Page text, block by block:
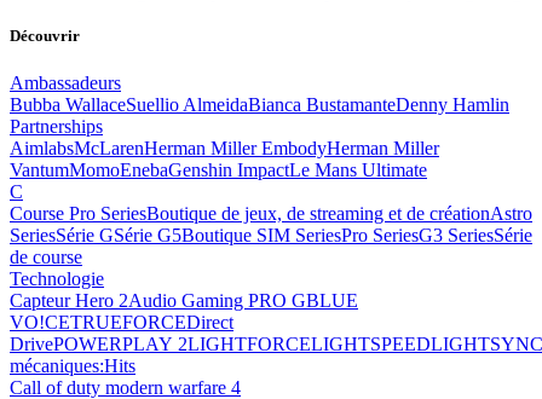
Découvrir
Ambassadeurs
Bubba WallaceSuellio AlmeidaBianca BustamanteDenny Hamlin
Partnerships
AimlabsMcLarenHerman Miller EmbodyHerman Miller
VantumMomoEnebaGenshin ImpactLe Mans Ultimate
C
Course Pro SeriesBoutique de jeux, de streaming et de créationAstro
SeriesSérie GSérie G5Boutique SIM SeriesPro SeriesG3 SeriesSérie
de course
Technologie
Capteur Hero 2Audio Gaming PRO GBLUE
VO!CETRUEFORCEDirect
DrivePOWERPLAY 2LIGHTFORCELIGHTSPEEDLIGHTSYNC
mécaniques:Hits
Call of duty modern warfare 4